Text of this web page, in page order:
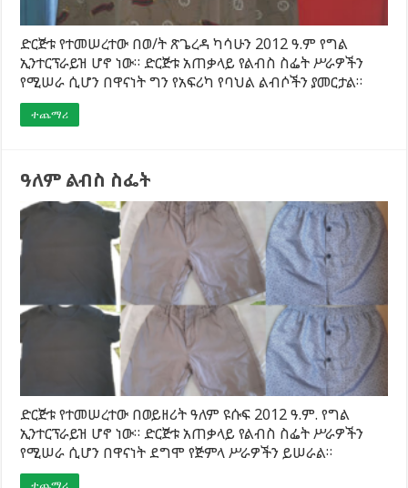
ድርጅቱ የተመሠረተው በወ/ት ጽጌረዳ ካሳሁን 2012 ዓ.ም የግል
ኢንተርፕራይዝ ሆኖ ነው። ድርጅቱ አጠቃላይ የልብስ ስፌት ሥራዎችን
የሚሠራ ሲሆን በዋናነት ግን የአፍሪካ የባህል ልብሶችን ያመርታል።
ተጨማሪ
ዓለም ልብስ ስፌት
ድርጅቱ የተመሠረተው በወይዘሪት ዓለም ዩሱፍ 2012 ዓ.ም. የግል
ኢንተርፕራይዝ ሆኖ ነው። ድርጅቱ አጠቃላይ የልብስ ስፌት ሥራዎችን
የሚሠራ ሲሆን በዋናነት ደግሞ የጅምላ ሥራዎችን ይሠራል።